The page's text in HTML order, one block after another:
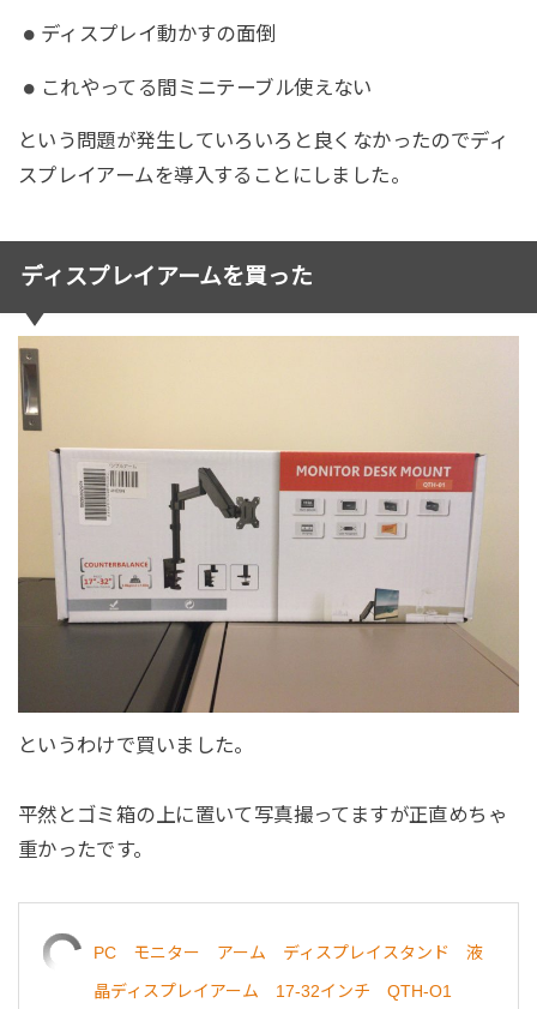
ディスプレイ動かすの面倒
これやってる間ミニテーブル使えない
という問題が発生していろいろと良くなかったのでディ
スプレイアームを導入することにしました。
ディスプレイアームを買った
というわけで買いました。
平然とゴミ箱の上に置いて写真撮ってますが正直めちゃ
重かったです。
PC モニター アーム ディスプレイスタンド 液
晶ディスプレイアーム 17-32インチ QTH-O1